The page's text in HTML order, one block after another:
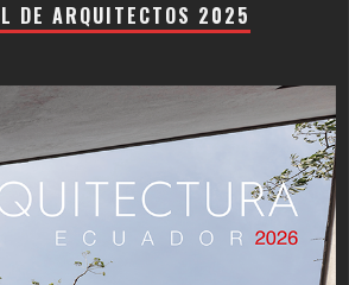
DE ARQUITECTOS 2025